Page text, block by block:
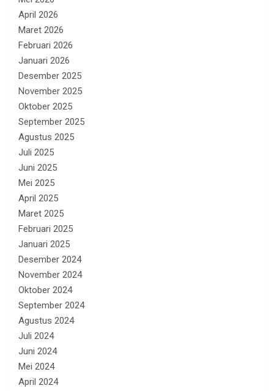
April 2026
Maret 2026
Februari 2026
Januari 2026
Desember 2025
November 2025
Oktober 2025
September 2025
Agustus 2025
Juli 2025
Juni 2025
Mei 2025
April 2025
Maret 2025
Februari 2025
Januari 2025
Desember 2024
November 2024
Oktober 2024
September 2024
Agustus 2024
Juli 2024
Juni 2024
Mei 2024
April 2024